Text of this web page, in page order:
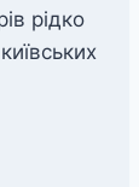
рідко